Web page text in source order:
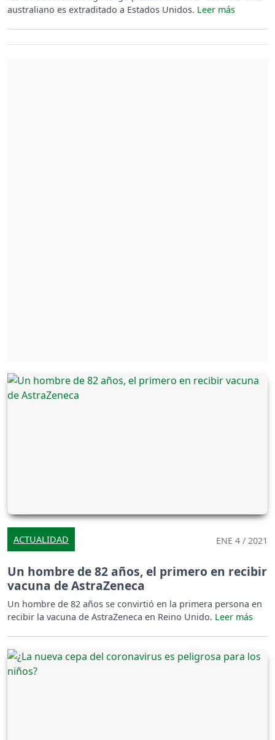
australiano es extraditado a Estados Unidos.
ACTUALIDAD ENE 4 / 2021
Un hombre de 82 años, el primero en recibir
vacuna de AstraZeneca
Un hombre de 82 años se convirtió en la primera persona en
recibir la vacuna de AstraZeneca en Reino Unido.